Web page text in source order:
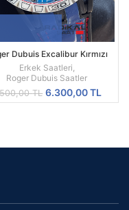
Dubuis Excalibur Kırmızı
Pirelli Replika Erkek Saati
Erkek Saatleri
Roger Dubuis Saatler
TL Orijinal
fiyat:
6.300,00TL